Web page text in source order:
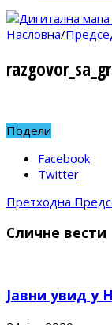
Насловна/
Подели
Facebook
Twitter
Претходна
Сличне вести
Јавни увид у